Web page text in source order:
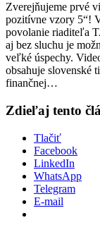
Zverejňujeme prvé
pozitívne vzory 5“!
povolanie riaditeľa
aj bez sluchu je
veľké úspechy.
obsahuje
finančnej…
Zdieľaj tento
Tlačiť
Facebook
LinkedIn
WhatsApp
Telegram
E-mail